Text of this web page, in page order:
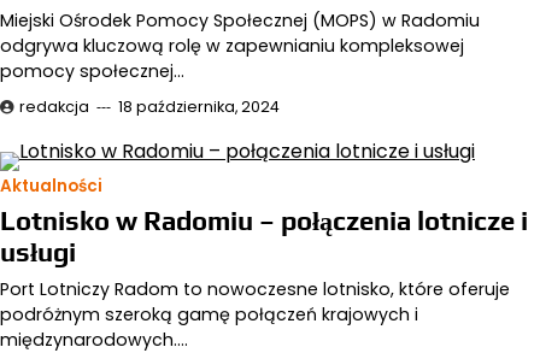
Miejski Ośrodek Pomocy Społecznej (MOPS) w Radomiu
odgrywa kluczową rolę w zapewnianiu kompleksowej
pomocy społecznej…
redakcja 18 października, 2024
Aktualności
Lotnisko w Radomiu – połączenia lotnicze i
usługi
Port Lotniczy Radom to nowoczesne lotnisko, które oferuje
podróżnym szeroką gamę połączeń krajowych i
międzynarodowych.…